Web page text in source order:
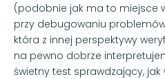
(podobnie jak ma to miejsce
przy debugowaniu
która z innej perspektywy
na pewno dobrze
świetny test sprawdzający,